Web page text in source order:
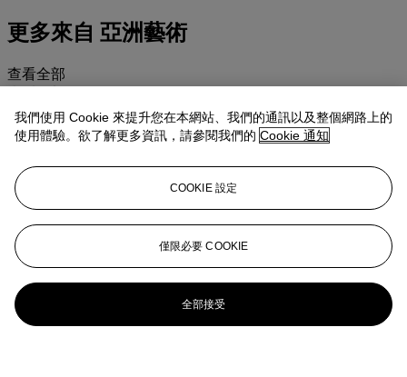
更多來自 亞洲藝術
查看全部
我們使用 Cookie 來提升您在本網站、我們的通訊以及整個網路上的
使用體驗。欲了解更多資訊，請參閱我們的 Cookie 通知
COOKIE 設定
僅限必要 COOKIE
全部接受